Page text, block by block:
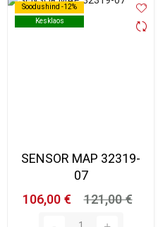
Soodushind -12%
Kesklaos
Soodushind -12%
Kesklaos
SENSOR MAP 32319-
07
106,00 €
121,00 €